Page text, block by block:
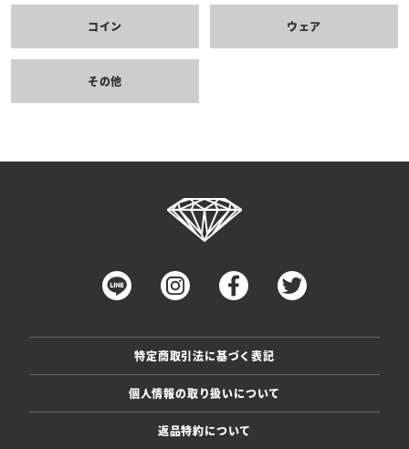
コイン ウェア
その他
特定商取引法に基づく表記
個人情報の取り扱いについて
返品特約について